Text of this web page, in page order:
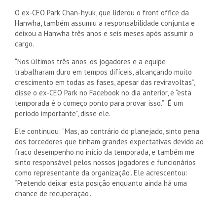
O ex-CEO Park Chan-hyuk, que liderou o front office da
Hanwha, também assumiu a responsabilidade conjunta e
deixou a Hanwha três anos e seis meses após assumir o
cargo.
“Nos últimos três anos, os jogadores e a equipe
trabalharam duro em tempos difíceis, alcançando muito
crescimento em todas as fases, apesar das reviravoltas”,
disse o ex-CEO Park no Facebook no dia anterior, e “esta
temporada é o começo ponto para provar isso.” “É um
período importante”, disse ele.
Ele continuou: “Mas, ao contrário do planejado, sinto pena
dos torcedores que tinham grandes expectativas devido ao
fraco desempenho no início da temporada, e também me
sinto responsável pelos nossos jogadores e funcionários
como representante da organização”. Ele acrescentou:
“Pretendo deixar esta posição enquanto ainda há uma
chance de recuperação”.